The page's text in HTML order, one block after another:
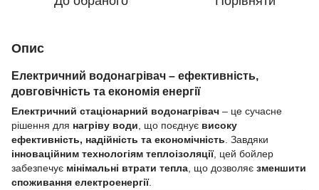
Опис
Електричний водонагрівач – ефективність,
довговічність та економія енергії
Електричний стаціонарний водонагрівач – це сучасне
рішення для нагріву води , що поєднує високу
ефективність, надійність та економічність . Завдяки
інноваційним технологіям теплоізоляції, цей бойлер
забезпечує мінімальні втрати тепла , що дозволяє зменшити
споживання електроенергії.